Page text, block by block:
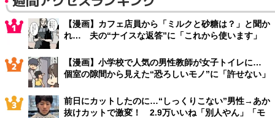
【漫画】カフェ店員から「ミルクと砂糖は？」と聞か
れ… 夫の“ナイスな返答”に「これから使います」
【漫画】小学校で人気の男性教師が女子トイレに…
個室の隙間から見えた“恐ろしいモノ”に「許せない」
前日にカットしたのに…“しっくりこない”男性→あか
抜けカットで激変！ 2.9万いいね「別人やん」「モ